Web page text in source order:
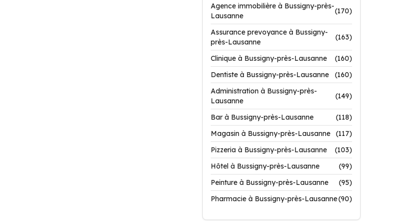
Agence immobilière à Bussigny-près-
Lausanne
(170)
Assurance prevoyance à Bussigny-
près-Lausanne
(163)
Clinique à Bussigny-près-Lausanne
(160)
Dentiste à Bussigny-près-Lausanne
(160)
Administration à Bussigny-près-
Lausanne
(149)
Bar à Bussigny-près-Lausanne
(118)
Magasin à Bussigny-près-Lausanne
(117)
Pizzeria à Bussigny-près-Lausanne
(103)
Hôtel à Bussigny-près-Lausanne
(99)
Peinture à Bussigny-près-Lausanne
(95)
Pharmacie à Bussigny-près-Lausanne(90)